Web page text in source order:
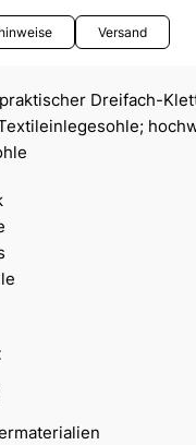
Versand
Dreifach-